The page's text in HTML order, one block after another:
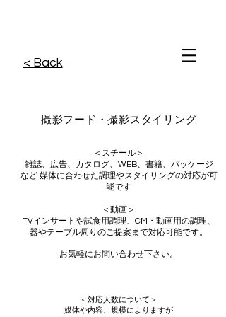
​撮影用調理・
フードスタイリング
< Back
撮影フード ・撮影スタイリング
＜スチール＞
雑誌、広告、カタログ、WEB、書籍、パッケージ
など 媒体に合わせた調理やスタイリングの対応が可
能です
＜動画＞
TVインサートや試食用調理、CM・動画用の調理、
器やテーブル周りのご提案まで対応可能です。
お気軽にお問い合わせ下さい。
＜対応人数について＞
媒体や内容、規模によりますが